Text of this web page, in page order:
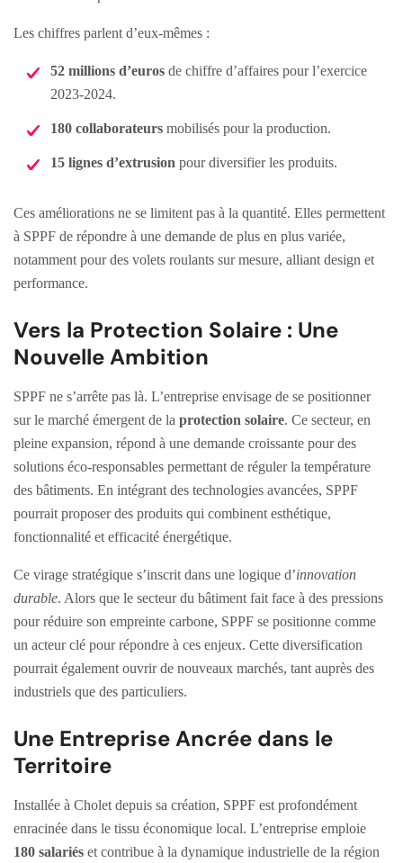
Les chiffres parlent d’eux-mêmes :
52 millions d’euros de chiffre d’affaires pour l’exercice
2023-2024.
180 collaborateurs mobilisés pour la production.
15 lignes d’extrusion pour diversifier les produits.
Ces améliorations ne se limitent pas à la quantité. Elles permettent
à SPPF de répondre à une demande de plus en plus variée,
notamment pour des volets roulants sur mesure, alliant design et
performance.
Vers la Protection Solaire : Une
Nouvelle Ambition
SPPF ne s’arrête pas là. L’entreprise envisage de se positionner
sur le marché émergent de la protection solaire. Ce secteur, en
pleine expansion, répond à une demande croissante pour des
solutions éco-responsables permettant de réguler la température
des bâtiments. En intégrant des technologies avancées, SPPF
pourrait proposer des produits qui combinent esthétique,
fonctionnalité et efficacité énergétique.
Ce virage stratégique s’inscrit dans une logique d’innovation
durable. Alors que le secteur du bâtiment fait face à des pressions
pour réduire son empreinte carbone, SPPF se positionne comme
un acteur clé pour répondre à ces enjeux. Cette diversification
pourrait également ouvrir de nouveaux marchés, tant auprès des
industriels que des particuliers.
Une Entreprise Ancrée dans le
Territoire
Installée à Cholet depuis sa création, SPPF est profondément
enracinée dans le tissu économique local. L’entreprise emploie
180 salariés et contribue à la dynamique industrielle de la région